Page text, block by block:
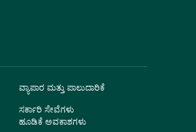
ವ್ಯಾಪಾರ ಮತ್ತು ಪಾಲುದಾರಿಕೆ
ಸರ್ಕಾರಿ ಸೇವೆಗಳು
ಹೂಡಿಕೆ ಅವಕಾಶಗಳು